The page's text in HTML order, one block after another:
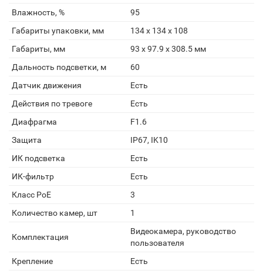
Влажность, %
95
Габариты упаковки, мм
134 x 134 x 108
Габариты, мм
93 x 97.9 x 308.5 мм
Дальность подсветки, м
60
Датчик движения
Есть
Действия по тревоге
Есть
Диафрагма
F1.6
Защита
IP67, IK10
ИК подсветка
Есть
ИК-фильтр
Есть
Класс PoE
3
Количество камер, шт
1
Комплектация
Видеокамера, руководство
пользователя
Крепление
Есть